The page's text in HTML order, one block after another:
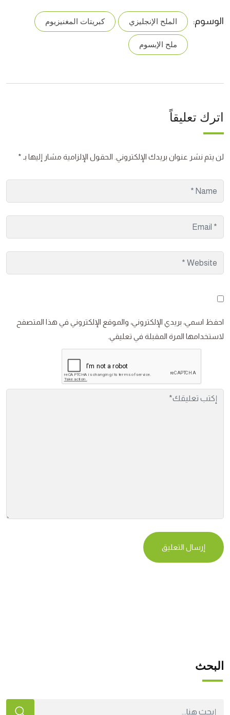
الوسوم: الملح الإنجليزي كبريتات المغنيزيوم
ملح الإبسوم
اترك تعليقاً
لن يتم نشر عنوان بريدك الإلكتروني. الحقول الإلزامية مشار إليها بـ *
احفظ اسمي، بريدي الإلكتروني، والموقع الإلكتروني في هذا المتصفح
لاستخدامها المرة المقبلة في تعليقي.
البحث